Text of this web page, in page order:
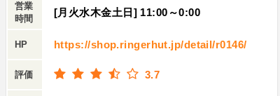
営業
時間
[月火水木金土日] 11:00～0:00
HP https://shop.ringerhut.jp/detail/r0146/
評価 3.7